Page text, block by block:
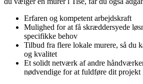
Erfaren og kompetent arbejdskraft
Mulighed for at få skræddersyede
specifikke behov
Tilbud fra flere lokale murere, så du
og kvalitet
Et solidt netværk af andre
nødvendige for at fuldføre dit projekt